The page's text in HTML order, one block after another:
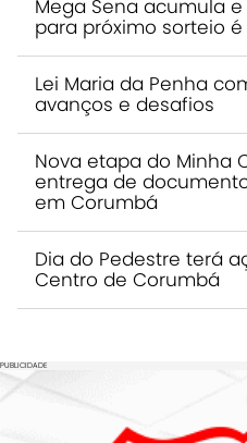
Mega Sena acumula
para próximo sorteio é
Lei Maria da Penha
avanços e desafios
Nova etapa do Minha
entrega de
em Corumbá
Dia do Pedestre terá
Centro de Corumbá
PUBLICIDADE